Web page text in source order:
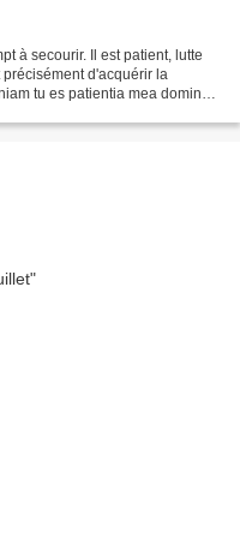
à secourir. Il est patient, lutte
d'acquérir la
tu es patientia mea domine,